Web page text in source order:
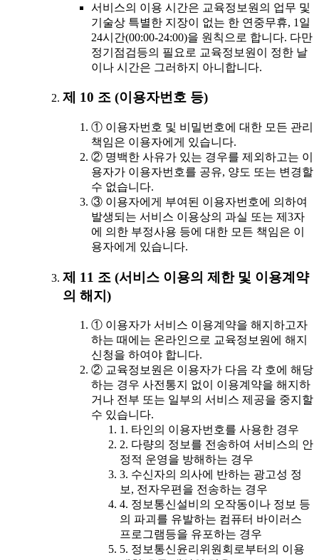
서비스의 이용 시간은 교육정보원의 업무 및
기술상 특별한 지장이 없는 한 연중무휴, 1일
24시간(00:00-24:00)을 원칙으로 합니다. 다만
정기점검등의 필요로 교육정보원이 정한 날
이나 시간은 그러하지 아니합니다.
제 10 조 (이용자번호 등)
① 이용자번호 및 비밀번호에 대한 모든 관리
책임은 이용자에게 있습니다.
② 명백한 사유가 있는 경우를 제외하고는 이
용자가 이용자번호를 공유, 양도 또는 변경할
수 없습니다.
③ 이용자에게 부여된 이용자번호에 의하여
발생되는 서비스 이용상의 과실 또는 제3자
에 의한 부정사용 등에 대한 모든 책임은 이
용자에게 있습니다.
제 11 조 (서비스 이용의 제한 및 이용계약
의 해지)
① 이용자가 서비스 이용계약을 해지하고자
하는 때에는 온라인으로 교육정보원에 해지
신청을 하여야 합니다.
② 교육정보원은 이용자가 다음 각 호에 해당
하는 경우 사전통지 없이 이용계약을 해지하
거나 전부 또는 일부의 서비스 제공을 중지할
수 있습니다.
1. 타인의 이용자번호를 사용한 경우
2. 다량의 정보를 전송하여 서비스의 안
정적 운영을 방해하는 경우
3. 수신자의 의사에 반하는 광고성 정
보, 전자우편을 전송하는 경우
4. 정보통신설비의 오작동이나 정보 등
의 파괴를 유발하는 컴퓨터 바이러스
프로그램등을 유포하는 경우
5. 정보통신윤리위원회로부터의 이용